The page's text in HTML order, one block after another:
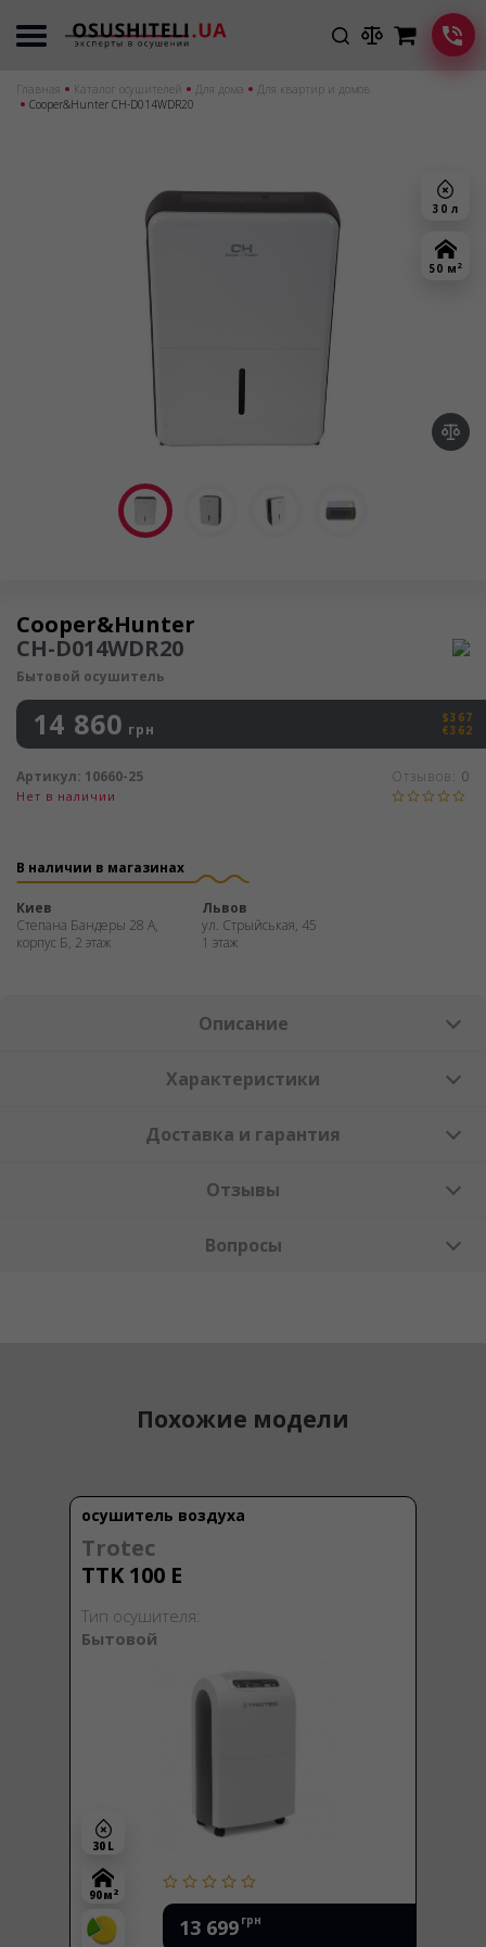
Главная Каталог осушителей Для дома
Для квартир и домов
Cooper&Hunter CH-D014WDR20
30 л
50 м 2
Осушитель воздуха
Cooper&Hunter
CH-D014WDR20
Бытовой осушитель
14 860 грн
$367
€362
Нет в наличии
Отзывов: 0
Артикул: 10660-25
В наличии в магазинах
Киев
Степана Бандеры 28 А,
корпус Б, 2 этаж
Львов
ул. Стрыйськая, 45
1 этаж
Описание
Характеристики
Доставка и гарантия
Отзывы
Вопросы
Похожие модели
осушитель воздуха
Trotec
TTK 100 E
Тип осушителя:
Бытовой
13 699 грн
30 L
90 м 2